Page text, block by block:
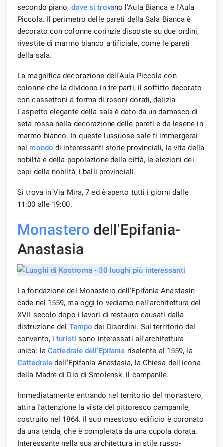
secondo piano, dove si trovano l'Aula Bianca e l'Aula
Piccola. Il perimetro delle pareti della Sala Bianca è
decorato con colonne corinzie disposte su due ordini,
rivestite di marmo bianco artificiale, come le pareti
della sala.
La magnifica decorazione dell'Aula Piccola con
colonne che la dividono in tre parti, il soffitto decorato
con cassettoni a forma di rosoni dorati, delizia.
L'aspetto elegante della sala è dato da un damasco di
seta rossa nella decorazione delle pareti e da lesene in
marmo bianco. In queste lussuose sale ti immergerai
nel mondo di interessanti storie provinciali, la vita della
nobiltà e della popolazione della città, le elezioni dei
capi della nobiltà, i balli provinciali.
Si trova in Via Mira, 7 ed è aperto tutti i giorni dalle
11:00 alle 19:00.
Monastero dell'Epifania-
Anastasia
La fondazione del Monastero dell'Epifania-Anastasin
cade nel 1559, ma oggi lo vediamo nell'architettura del
XVII secolo dopo i lavori di restauro causati dalla
distruzione del Tempo dei Disordini. Sul territorio del
convento, ituristi sono interessati all'architettura
unica: la Cattedrale dell'Epifania risalente al 1559, la
Cattedrale dell'Epifania-Anastasia, la Chiesa dell'icona
della Madre di Dio di Smolensk, il campanile.
Immediatamente entrando nel territorio del monastero,
attira l'attenzione la vista del pittoresco campanile,
costruito nel 1864. Il suo maestoso edificio è coronato
da una tenda, che è completata da una cupola dorata.
Interessante nella sua architettura in stile russo-